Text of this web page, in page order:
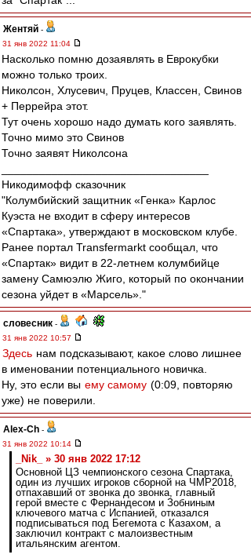
Жентяй -
31 янв 2022 11:04
Насколько помню дозаявлять в Еврокубки
можно только троих.
Николсон, Хлусевич, Пруцев, Классен, Свинов
+ Перрейра этот.
Тут очень хорошо надо думать кого заявлять.
Точно мимо это Свинов
Точно заявят Николсона
Никодимофф сказочник
"Колумбийский защитник «Генка» Карлос
Куэста не входит в сферу интересов
«Спартака», утверждают в московском клубе.
Ранее портал Transfermarkt сообщал, что
«Спартак» видит в 22-летнем колумбийце
замену Самюэлю Жиго, который по окончании
сезона уйдет в «Марсель»."
словесник -
31 янв 2022 10:57
Здесь нам подсказывают, какое слово лишнее
в именовании потенциального новичка.
Ну, это если вы ему самому (0:09, повторяю
уже) не поверили.
Alex-Ch -
31 янв 2022 10:14
_Nik_ » 30 янв 2022 17:12
Основной ЦЗ чемпионского сезона Спартака,
один из лучших игроков сборной на ЧМР2018,
отпахавший от звонка до звонка, главный
герой вместе с Фернандесом и Зобниным
ключевого матча с Испанией, отказался
подписываться под Бегемота с Казахом, а
заключил контракт с малоизвестным
итальянским агентом.